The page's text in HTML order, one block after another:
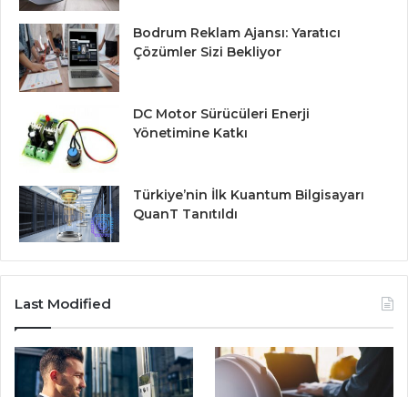
Bodrum Reklam Ajansı: Yaratıcı
Çözümler Sizi Bekliyor
DC Motor Sürücüleri Enerji
Yönetimine Katkı
Türkiye’nin İlk Kuantum Bilgisayarı
QuanT Tanıtıldı
Last Modified